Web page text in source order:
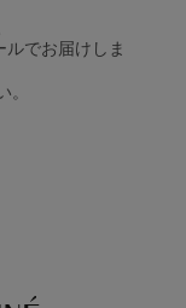
でお届けしま